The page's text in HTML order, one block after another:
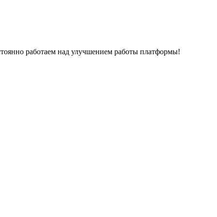
работаем над улучшением работы платформы!